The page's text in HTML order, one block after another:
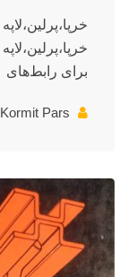
برای رابط‌های
Kormit Pars